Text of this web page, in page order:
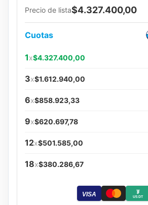
Precio de lista$4.327.400,00
Cuotas
1x$4.327.400,00
3x$1.612.940,00
6x$858.923,33
9x$620.697,78
12x$501.585,00
18x$380.286,67
VISA ₮
USDT